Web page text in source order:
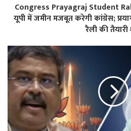
Congress Prayagraj Student
यूपी में जमीन मजबूत करेगी कांग्रेस;
रैली की